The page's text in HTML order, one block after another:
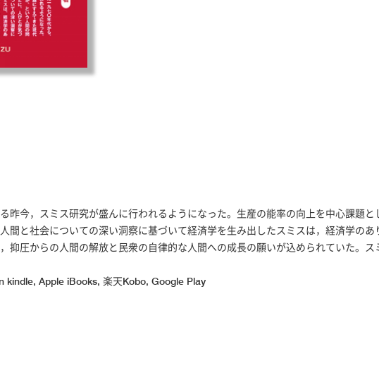
昨今，スミス研究が盛んに行われるようになった。生産の能率の向上を中心課題
間と社会についての深い洞察に基づいて経済学を生み出したスミスは，経済学の
抑圧からの人間の解放と民衆の自律的な人間への成長の願いが込められていた。
kindle, Apple iBooks, 楽天Kobo, Google Play